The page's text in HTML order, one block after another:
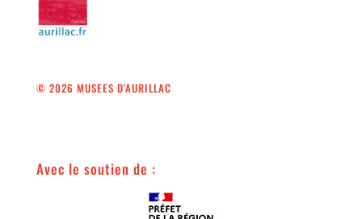
© 2026 MUSEES D'AURILLAC
Avec le soutien de :